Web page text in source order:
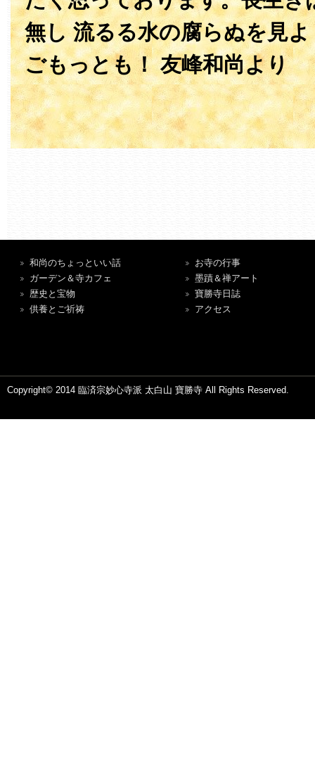
無し 流るる水の腐らぬを見
ごもっとも！ 友峰和尚より
和尚のちょっといい話
ガーデン＆寺カフェ
歴史と宝物
供養とご祈祷
お寺の行事
墨蹟＆禅アート
寶勝寺日誌
アクセス
Copyright© 2014 臨済宗妙心寺派 太白山 寶勝寺 All Rights Reserved.